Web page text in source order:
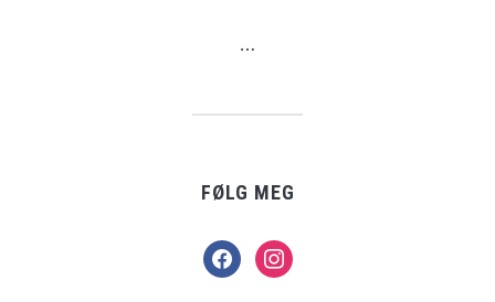
…
FØLG MEG
facebookinstagram